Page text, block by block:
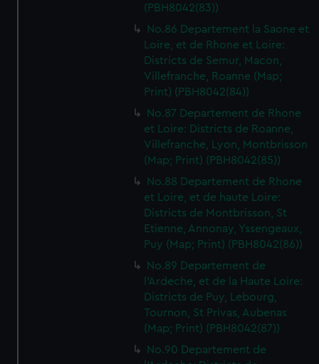
(PBH8042(83))
No.86 Departement la Saone et
Loire, et de Rhone et Loire:
Districts de Semur, Macon,
Villefranche, Roanne (Map;
Print) (PBH8042(84))
No.87 Departement de Rhone
et Loire: Districts de Roanne,
Villefranche, Lyon, Montbrisson
(Map; Print) (PBH8042(85))
No.88 Departement de Rhone
et Loire, et de haute Loire:
Districts de Montbrisson, St
Etienne, Annonay, Yssengeaux,
Puy (Map; Print) (PBH8042(86))
No.89 Departement de
l'Ardeche, et de la Haute Loire:
Districts de Puy, Lebourg,
Tournon, St Privas, Aubenas
(Map; Print) (PBH8042(87))
No.90 Departement de